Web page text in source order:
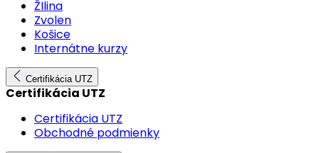
ŽIlina
Zvolen
Košice
Internátne kurzy
Certifikácia UTZ
Certifikácia UTZ
Certifikácia UTZ
Obchodné podmienky